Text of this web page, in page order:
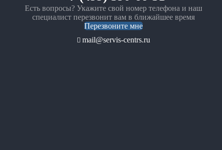
Есть вопросы? Укажите свой номер телефона и наш
специалист перезвонит вам в ближайшее время
Перезвоните мне
mail@servis-centrs.ru